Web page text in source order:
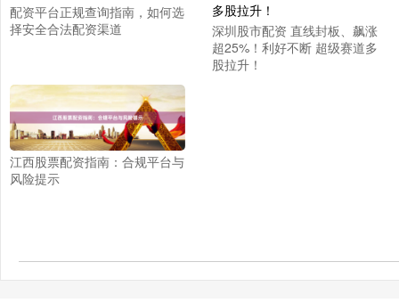
配资平台正规查询指南，如何选
择安全合法配资渠道
深圳股市配资 直线封板、飙涨
超25%！利好不断 超级赛道多
股拉升！
江西股票配资指南：合规平台与
风险提示